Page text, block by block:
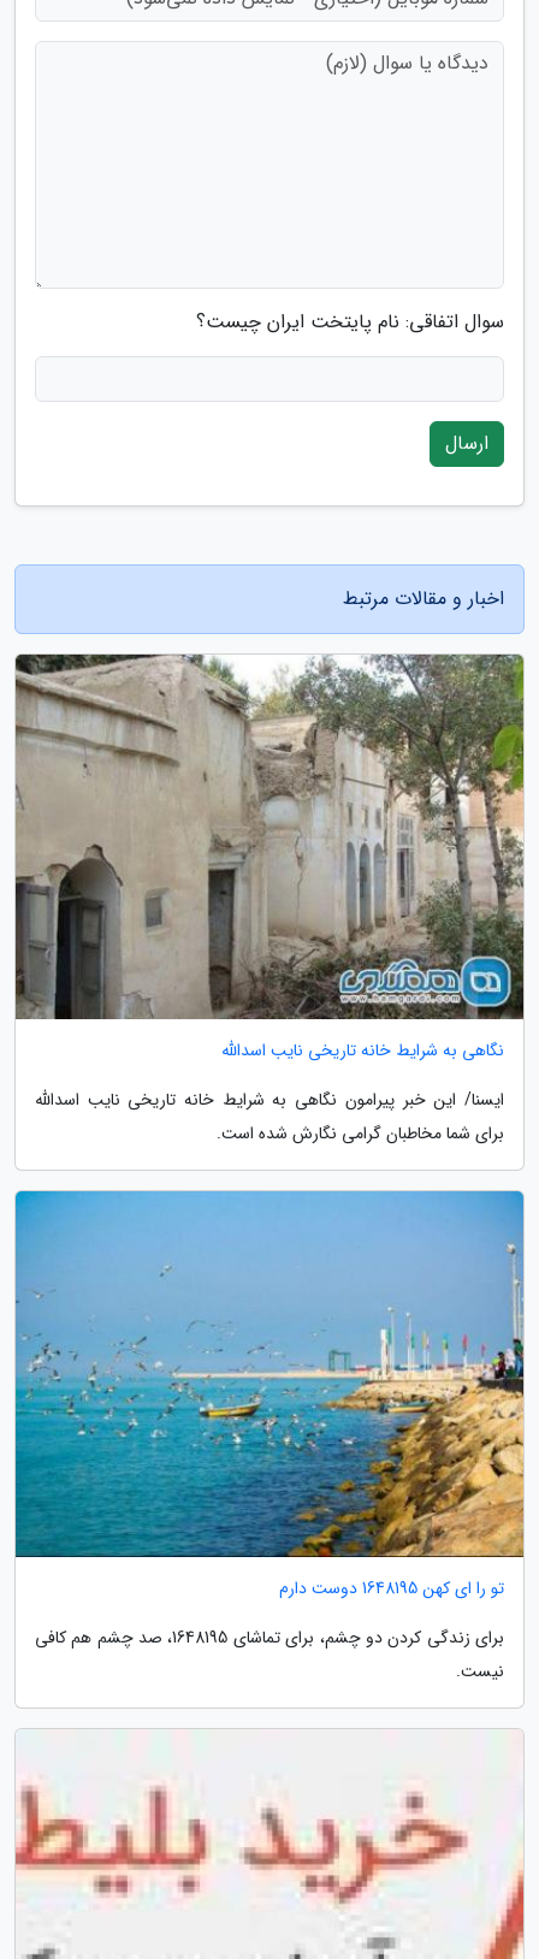
سوال اتفاقی: نام پایتخت ایران چیست؟
ارسال
اخبار و مقالات مرتبط
نگاهی به شرایط خانه تاریخی نایب اسدالله
ایسنا/ این خبر پیرامون نگاهی به شرایط خانه تاریخی نایب اسدالله
برای شما مخاطبان گرامی نگارش شده است.
تو را ای کهن 1648195 دوست دارم
برای زندگی کردن دو چشم، برای تماشای 1648195، صد چشم هم کافی
نیست.